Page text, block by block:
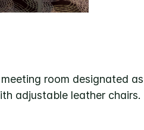
meeting room designated
adjustable leather chairs.